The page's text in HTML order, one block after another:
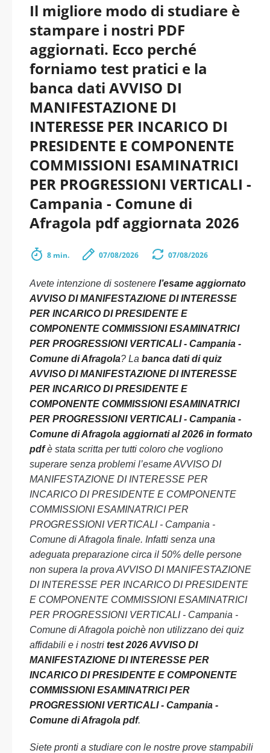
Il migliore modo di studiare è
stampare i nostri PDF
aggiornati. Ecco perché
forniamo test pratici e la
banca dati AVVISO DI
MANIFESTAZIONE DI
INTERESSE PER INCARICO DI
PRESIDENTE E COMPONENTE
COMMISSIONI ESAMINATRICI
PER PROGRESSIONI VERTICALI -
Campania - Comune di
Afragola pdf aggiornata 2026
8 min. 07/08/2026 07/08/2026
Avete intenzione di sostenere l’esame aggiornato
AVVISO DI MANIFESTAZIONE DI INTERESSE
PER INCARICO DI PRESIDENTE E
COMPONENTE COMMISSIONI ESAMINATRICI
PER PROGRESSIONI VERTICALI - Campania -
Comune di Afragola? La banca dati di quiz
AVVISO DI MANIFESTAZIONE DI INTERESSE
PER INCARICO DI PRESIDENTE E
COMPONENTE COMMISSIONI ESAMINATRICI
PER PROGRESSIONI VERTICALI - Campania -
Comune di Afragola aggiornati al 2026 in formato
pdfè stata scritta per tutti coloro che vogliono
superare senza problemi l’esame AVVISO DI
MANIFESTAZIONE DI INTERESSE PER
INCARICO DI PRESIDENTE E COMPONENTE
COMMISSIONI ESAMINATRICI PER
PROGRESSIONI VERTICALI - Campania -
Comune di Afragola finale. Infatti senza una
adeguata preparazione circa il 50% delle persone
non supera la prova AVVISO DI MANIFESTAZIONE
DI INTERESSE PER INCARICO DI PRESIDENTE
E COMPONENTE COMMISSIONI ESAMINATRICI
PER PROGRESSIONI VERTICALI - Campania -
Comune di Afragola poichè non utilizzano dei quiz
affidabili e i nostri test 2026 AVVISO DI
MANIFESTAZIONE DI INTERESSE PER
INCARICO DI PRESIDENTE E COMPONENTE
COMMISSIONI ESAMINATRICI PER
PROGRESSIONI VERTICALI - Campania -
Comune di Afragola pdf.
Siete pronti a studiare con le nostre prove stampabili